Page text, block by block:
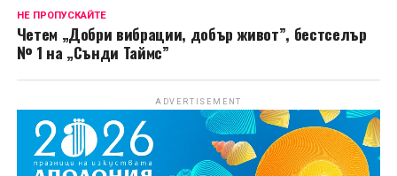
НЕ ПРОПУСКАЙТЕ
Четем „Добри вибрации, добър живот”, бестселър
№ 1 на „Сънди Таймс”
ADVERTISEMENT